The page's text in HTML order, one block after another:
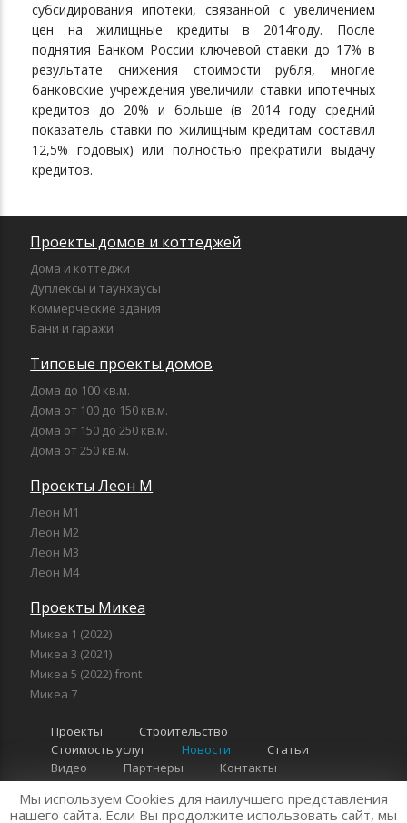
субсидирования ипотеки, связанной с увеличением
цен на жилищные кредиты в 2014году. После
поднятия Банком России ключевой ставки до 17% в
результате снижения стоимости рубля, многие
банковские учреждения увеличили ставки ипотечных
кредитов до 20% и больше (в 2014 году средний
показатель ставки по жилищным кредитам составил
12,5% годовых) или полностью прекратили выдачу
кредитов.
Проекты домов и коттеджей
Дома и коттеджи
Дуплексы и таунхаусы
Коммерческие здания
Бани и гаражи
Типовые проекты домов
Дома до 100 кв.м.
Дома от 100 до 150 кв.м.
Дома от 150 до 250 кв.м.
Дома от 250 кв.м.
Проекты Леон М
Леон М1
Леон М2
Леон М3
Леон М4
Проекты Микеа
Микеа 1 (2022)
Микеа 3 (2021)
Микеа 5 (2022) front
Микеа 7
Проекты
Строительство
Стоимость услуг
Новости
Статьи
Видео
Партнеры Контакты
"Компания Леон" 2026 г. Все права защищеныПолитика
Мы используем Cookies для наилучшего представления
нашего сайта. Если Вы продолжите использовать сайт, мы